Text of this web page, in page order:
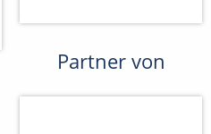
Partner von